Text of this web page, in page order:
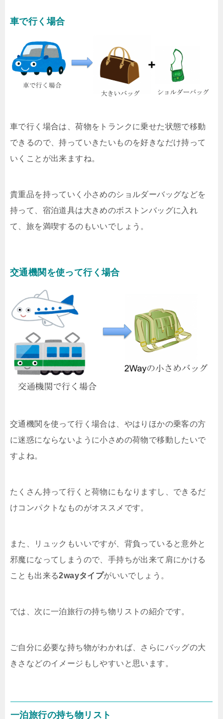
車で行く場合
車で行く場合は、荷物をトランクに乗せた状態で移動
できるので、持っていきたいものを好きなだけ持って
いくことが出来ますね。
貴重品を持っていく小さめのショルダーバッグなどを
持って、宿泊道具は大きめのボストンバッグに入れ
て、旅を満喫するのもいいでしょう。
交通機関を使って行く場合
交通機関を使って行く場合は、やはりほかの乗客の方
に迷惑にならないように小さめの荷物で移動したいで
すよね。
たくさん持って行くと荷物にもなりますし、できるだ
けコンパクトなものがオススメです。
また、リュックもいいですが、背負っていると意外と
邪魔になってしまうので、手持ちが出来て肩にかける
ことも出来る2wayタイプがいいでしょう。
では、次に一泊旅行の持ち物リストの紹介です。
ご自分に必要な持ち物がわかれば、さらにバッグの大
きさなどのイメージもしやすいと思います。
一泊旅行の持ち物リスト